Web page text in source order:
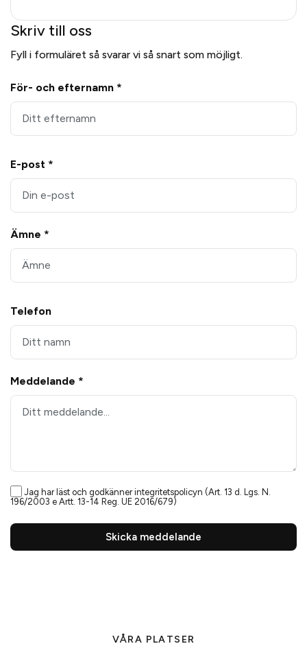
Skriv till oss
Fyll i formuläret så svarar vi så snart som möjligt.
För- och efternamn *
E-post *
Ämne *
Telefon
Meddelande *
Jag har läst och godkännerintegritetspolicyn (Art. 13 d. Lgs. N.
196/2003 e Artt. 13-14 Reg. UE 2016/679)
Skicka meddelande
VÅRA PLATSER